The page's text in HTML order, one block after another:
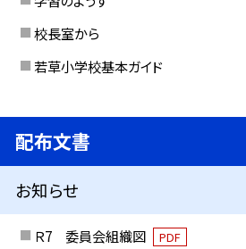
校長室から
若草小学校基本ガイド
配布文書
お知らせ
Ｒ7 委員会組織図 PDF